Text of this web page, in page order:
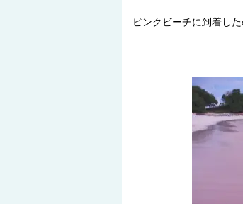
ピンクビーチに到着し